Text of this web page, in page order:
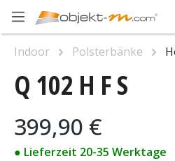
Zum Hauptinhalt springen
Q 102 H F S
Regulärer Preis:
399,90 €
● Lieferzeit 20-35 Werktage
Indoor Polsterbänke
Bildergalerie überspringen